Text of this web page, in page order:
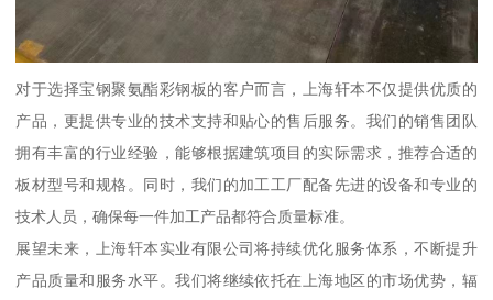
对于选择宝钢聚氨酯彩钢板的客户而言，上海轩本不仅提供优质的
产品，更提供专业的技术支持和贴心的售后服务。我们的销售团队
拥有丰富的行业经验，能够根据建筑项目的实际需求，推荐合适的
板材型号和规格。同时，我们的加工工厂配备先进的设备和专业的
技术人员，确保每一件加工产品都符合质量标准。
展望未来，上海轩本实业有限公司将持续优化服务体系，不断提升
产品质量和服务水平。我们将继续依托在上海地区的市场优势，辐